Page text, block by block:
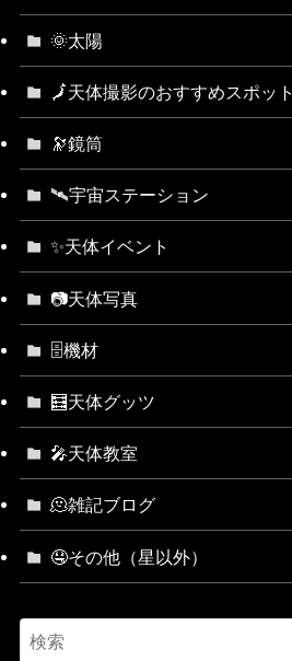
🌞太陽
🗾天体撮影のおすすめスポット
🔭鏡筒
🛰宇宙ステーション
✨天体イベント
📷天体写真
🗄機材
🧮天体グッツ
🎤天体教室
🫠雑記ブログ
🤤その他（星以外）